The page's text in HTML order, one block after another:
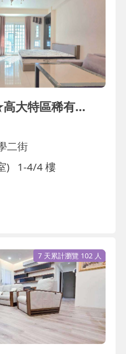
晉選好房★高大特區稀有釋出｜免整理社區型車庫透天
二街
)
1-4/4 樓
7 天累計瀏覽 102 人